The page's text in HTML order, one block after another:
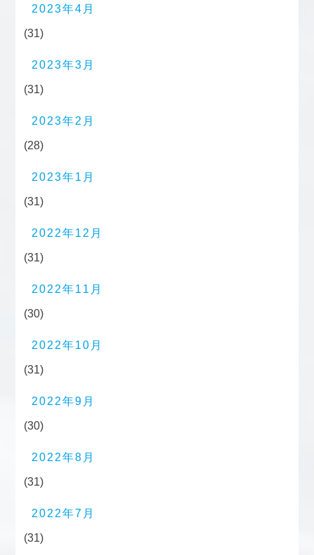
2023年4月
(31)
2023年3月
(31)
2023年2月
(28)
2023年1月
(31)
2022年12月
(31)
2022年11月
(30)
2022年10月
(31)
2022年9月
(30)
2022年8月
(31)
2022年7月
(31)